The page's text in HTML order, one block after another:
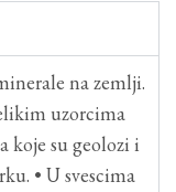
na zemlji.
uzorcima
koje su geolozi i
• U svescima